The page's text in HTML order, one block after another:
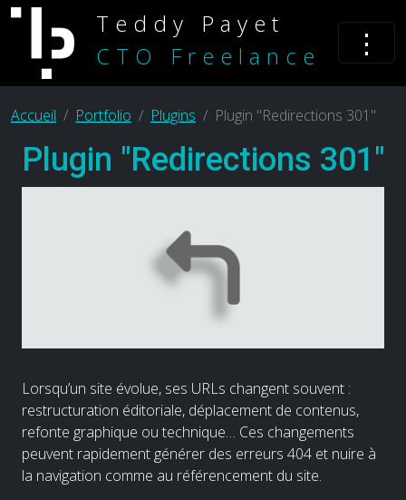
Teddy Payet
CTO Freelance
⋮
Accueil Portfolio Plugins Plugin "Redirections 301"
Plugin "Redirections 301"
Lorsqu’un site évolue, ses URLs changent souvent :
restructuration éditoriale, déplacement de contenus,
refonte graphique ou technique… Ces changements
peuvent rapidement générer des erreurs 404 et nuire à
la navigation comme au référencement du site.